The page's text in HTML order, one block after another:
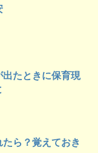
たときに保育現
ら？覚えておき